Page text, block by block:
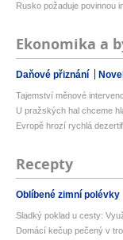
Rusko požaduje povinnou
Ekonomika a
Daňové přiznání
Tajemství měnové
U pražských hal chceme
Evropě hrozí rychlá
Recepty
Oblíbené zimní polévky
Sladký poklad u cesty:
Domácí kečup pečený v